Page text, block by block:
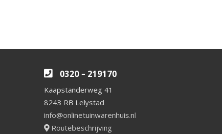
0320 – 219170
Kaapstanderweg 41
8243 RB Lelystad
info@onlinetuinwarenhuis.nl
Routebeschrijving